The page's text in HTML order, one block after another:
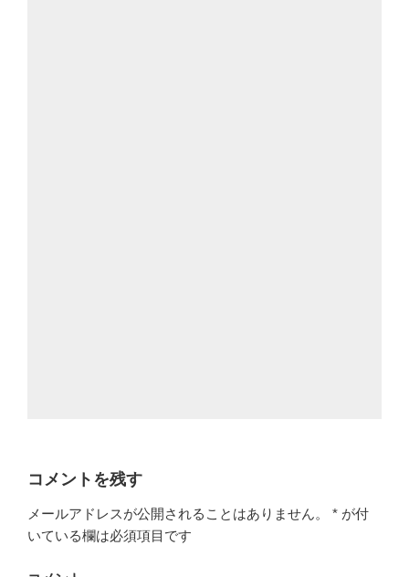
コメントを残す
メールアドレスが公開されることはありません。 * が付
いている欄は必須項目です